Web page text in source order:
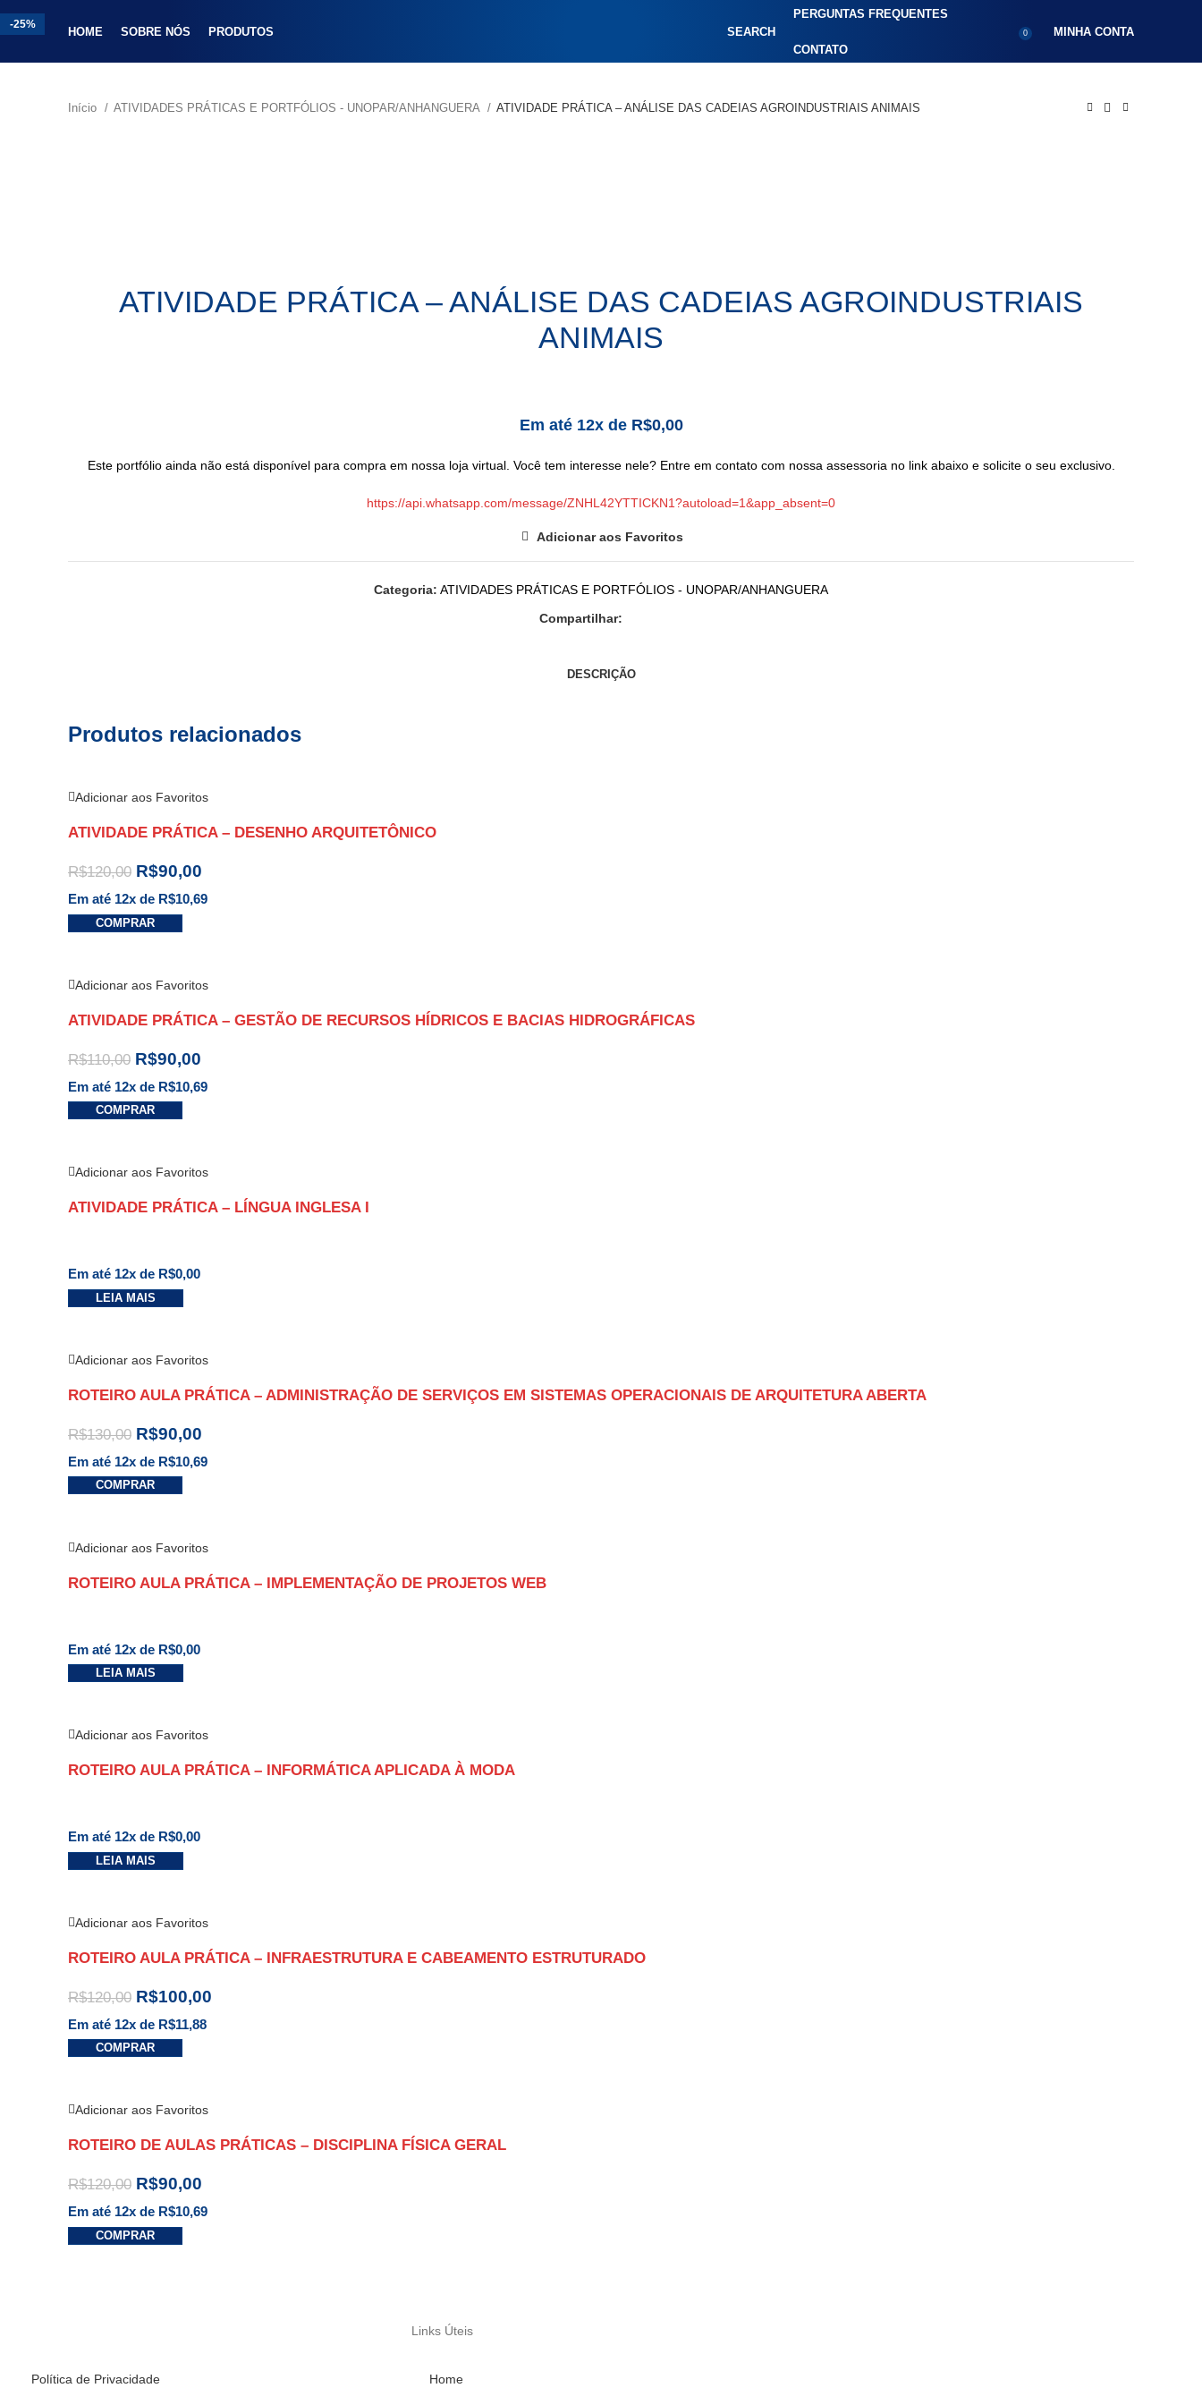
HOME SOBRE NÓS PRODUTOS SEARCH
PERGUNTAS FREQUENTES
CONTATO
0 MINHA CONTA
Início ATIVIDADES PRÁTICAS E PORTFÓLIOS - UNOPAR/ANHANGUERA ATIVIDADE PRÁTICA – ANÁLISE DAS CADEIAS AGROINDUSTRIAIS ANIMAIS
ATIVIDADE PRÁTICA – ANÁLISE DAS CADEIAS AGROINDUSTRIAIS
ANIMAIS
Em até 12x de R$0,00
Este portfólio ainda não está disponível para compra em nossa loja virtual. Você tem interesse nele? Entre em contato com nossa assessoria no link abaixo e solicite o seu exclusivo.
https://api.whatsapp.com/message/ZNHL42YTTICKN1?autoload=1&app_absent=0
Adicionar aos Favoritos
Categoria: ATIVIDADES PRÁTICAS E PORTFÓLIOS - UNOPAR/ANHANGUERA
Compartilhar:
DESCRIÇÃO
Produtos relacionados
-25%
Adicionar aos Favoritos
ATIVIDADE PRÁTICA – DESENHO ARQUITETÔNICO
R$120,00 R$90,00
Em até 12x de R$10,69
COMPRAR
-18%
Adicionar aos Favoritos
ATIVIDADE PRÁTICA – GESTÃO DE RECURSOS HÍDRICOS E BACIAS HIDROGRÁFICAS
R$110,00 R$90,00
Em até 12x de R$10,69
COMPRAR
Adicionar aos Favoritos
ATIVIDADE PRÁTICA – LÍNGUA INGLESA I
Em até 12x de R$0,00
LEIA MAIS
-31%
Adicionar aos Favoritos
ROTEIRO AULA PRÁTICA – ADMINISTRAÇÃO DE SERVIÇOS EM SISTEMAS OPERACIONAIS DE ARQUITETURA ABERTA
R$130,00 R$90,00
Em até 12x de R$10,69
COMPRAR
Adicionar aos Favoritos
ROTEIRO AULA PRÁTICA – IMPLEMENTAÇÃO DE PROJETOS WEB
Em até 12x de R$0,00
LEIA MAIS
Adicionar aos Favoritos
ROTEIRO AULA PRÁTICA – INFORMÁTICA APLICADA À MODA
Em até 12x de R$0,00
LEIA MAIS
-17%
Adicionar aos Favoritos
ROTEIRO AULA PRÁTICA – INFRAESTRUTURA E CABEAMENTO ESTRUTURADO
R$120,00 R$100,00
Em até 12x de R$11,88
COMPRAR
-25%
Adicionar aos Favoritos
ROTEIRO DE AULAS PRÁTICAS – DISCIPLINA FÍSICA GERAL
R$120,00 R$90,00
Em até 12x de R$10,69
COMPRAR
Política de Privacidade
Links Úteis
Home